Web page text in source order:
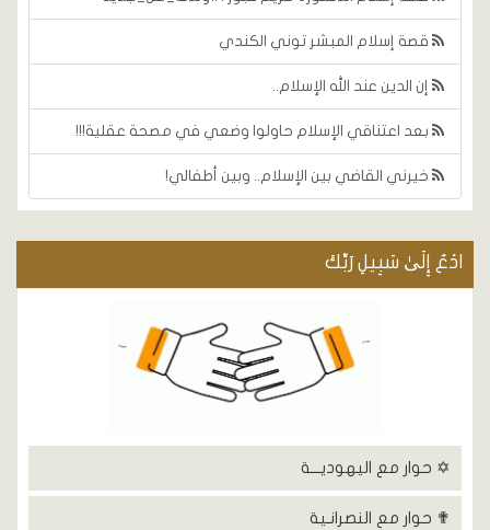
قصة إسلام المبشر توني الكندي
إن الدين عند الله الإسلام..
بعد اعتناقي الإسلام حاولوا وضعي في مصحة عقلية!!!
خيرني القاضي بين الإسلام.. وبين أطفالي!
ادْعُ إِلَىٰ سَبِيلِ رَبِّكَ
✡ حوار مع اليهوديـــة
✟ حوار مع النصرانـية